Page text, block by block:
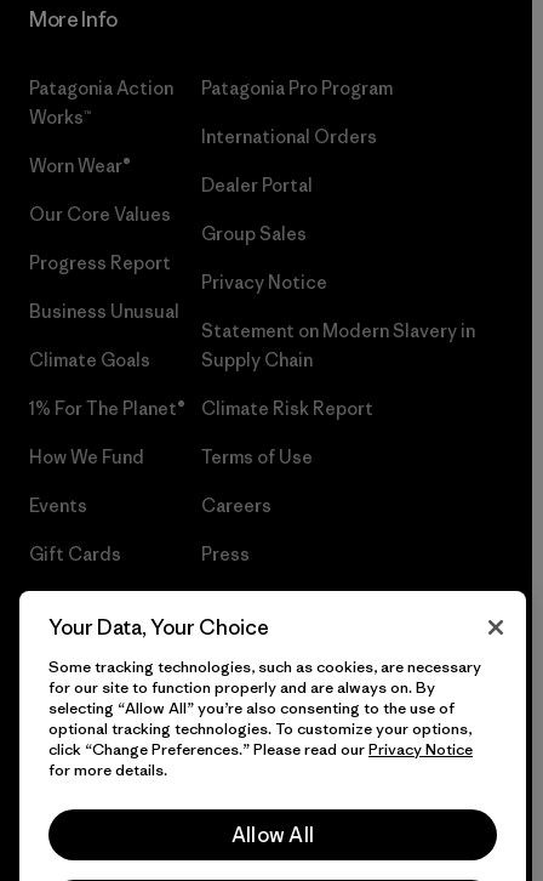
More Info
Patagonia Action
Works™
Worn Wear®
Our Core Values
Progress Report
Business Unusual
Climate Goals
1% For The Planet®
How We Fund
Events
Gift Cards
Patagonia Pro Program
International Orders
Dealer Portal
Group Sales
Privacy Notice
Statement on Modern Slavery in
Supply Chain
Climate Risk Report
Terms of Use
Careers
Press
© 2026 Patagonia, Inc. All Rights Reserved.
Your Data, Your Choice
Some tracking technologies, such as cookies, are necessary
for our site to function properly and are always on. By
selecting “Allow All” you’re also consenting to the use of
optional tracking technologies. To customize your options,
click “Change Preferences.” Please read ourPrivacy Notice
for more details.
Allow All